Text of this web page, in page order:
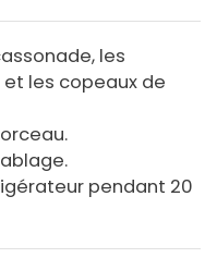
les
les copeaux de
pendant 20